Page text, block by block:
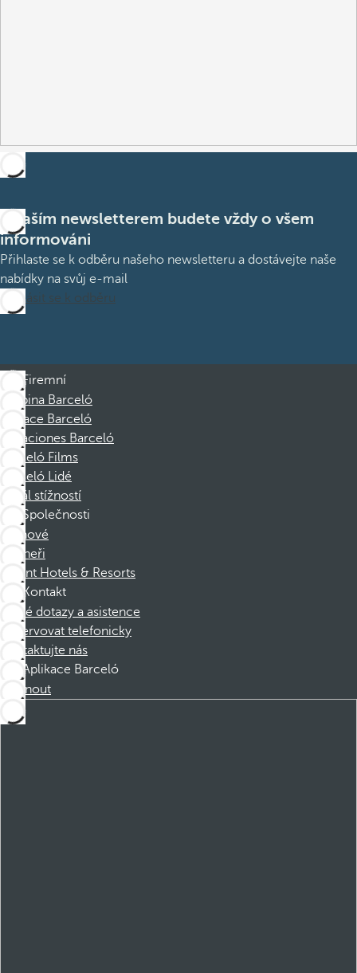
S naším newsletterem budete vždy o všem
informováni
Přihlaste se k odběru našeho newsletteru a dostávejte naše
nabídky na svůj e-mail
Přihlásit se k odběru
Firemní
Skupina Barceló
Nadace Barceló
Vacaciones Barceló
Barceló Films
Barceló Lidé
Kanál stížností
Společnosti
Členové
Partneři
Dorint Hotels & Resorts
Kontakt
Časté dotazy a asistence
Rezervovat telefonicky
Kontaktujte nás
Aplikace Barceló
Stáhnout